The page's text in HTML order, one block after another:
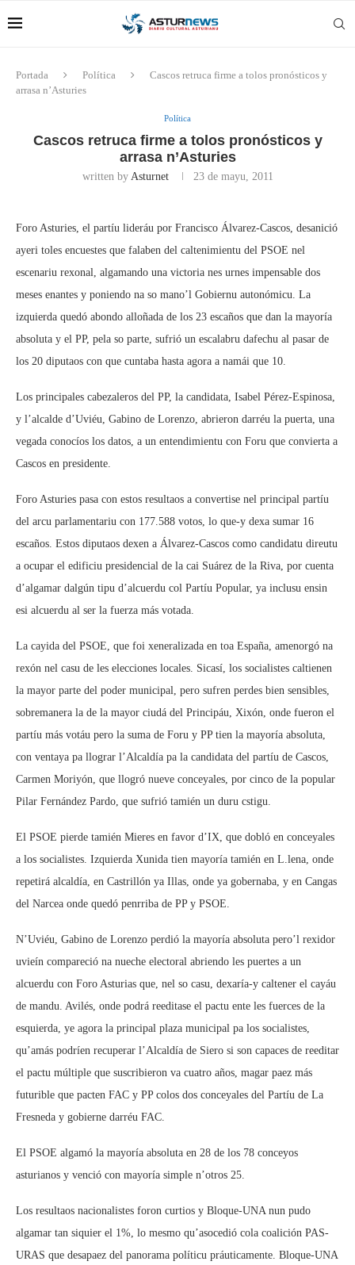
Portada Política
Cascos retruca firme a tolos pronósticos y
arrasa n’Asturies
Política
Cascos retruca firme a tolos pronósticos y
arrasa n’Asturies
written by Asturnet 23 de mayu, 2011
Foro Asturies, el partíu lideráu por Francisco Álvarez-Cascos, desanició
ayeri toles encuestes que falaben del caltenimientu del PSOE nel
escenariu rexonal, algamando una victoria nes urnes impensable dos
meses enantes y poniendo na so mano’l Gobiernu autonómicu. La
izquierda quedó abondo alloñada de los 23 escaños que dan la mayoría
absoluta y el PP, pela so parte, sufrió un escalabru dafechu al pasar de
los 20 diputaos con que cuntaba hasta agora a namái que 10.
Los principales cabezaleros del PP, la candidata, Isabel Pérez-Espinosa,
y l’alcalde d’Uviéu, Gabino de Lorenzo, abrieron darréu la puerta, una
vegada conocíos los datos, a un entendimientu con Foru que convierta a
Cascos en presidente.
Foro Asturies pasa con estos resultaos a convertise nel principal partíu
del arcu parlamentariu con 177.588 votos, lo que-y dexa sumar 16
escaños. Estos diputaos dexen a Álvarez-Cascos como candidatu direutu
a ocupar el edificiu presidencial de la cai Suárez de la Riva, por cuenta
d’algamar dalgún tipu d’alcuerdu col Partíu Popular, ya inclusu ensin
esi alcuerdu al ser la fuerza más votada.
La cayida del PSOE, que foi xeneralizada en toa España, amenorgó na
rexón nel casu de les elecciones locales. Sicasí, los socialistes caltienen
la mayor parte del poder municipal, pero sufren perdes bien sensibles,
sobremanera la de la mayor ciudá del Principáu, Xixón, onde fueron el
partíu más votáu pero la suma de Foru y PP tien la mayoría absoluta,
con ventaya pa llograr l’Alcaldía pa la candidata del partíu de Cascos,
Carmen Moriyón, que llogró nueve conceyales, por cinco de la popular
Pilar Fernández Pardo, que sufrió tamién un duru cstigu.
El PSOE pierde tamién Mieres en favor d’IX, que dobló en conceyales
a los socialistes. Izquierda Xunida tien mayoría tamién en L.lena, onde
repetirá alcaldía, en Castrillón ya Illas, onde ya gobernaba, y en Cangas
del Narcea onde quedó penrriba de PP y PSOE.
N’Uviéu, Gabino de Lorenzo perdió la mayoría absoluta pero’l rexidor
uvieín compareció na nueche electoral abriendo les puertes a un
alcuerdu con Foro Asturias que, nel so casu, dexaría-y caltener el cayáu
de mandu. Avilés, onde podrá reeditase el pactu ente les fuerces de la
esquierda, ye agora la principal plaza municipal pa los socialistes,
qu’amás podríen recuperar l’Alcaldía de Siero si son capaces de reeditar
el pactu múltiple que suscribieron va cuatro años, magar paez más
futurible que pacten FAC y PP colos dos conceyales del Partíu de La
Fresneda y gobierne darréu FAC.
El PSOE algamó la mayoría absoluta en 28 de los 78 conceyos
asturianos y venció con mayoría simple n’otros 25.
Los resultaos nacionalistes foron curtios y Bloque-UNA nun pudo
algamar tan siquier el 1%, lo mesmo qu’asocedió cola coalición PAS-
URAS que desapaez del panorama políticu práuticamente. Bloque-UNA